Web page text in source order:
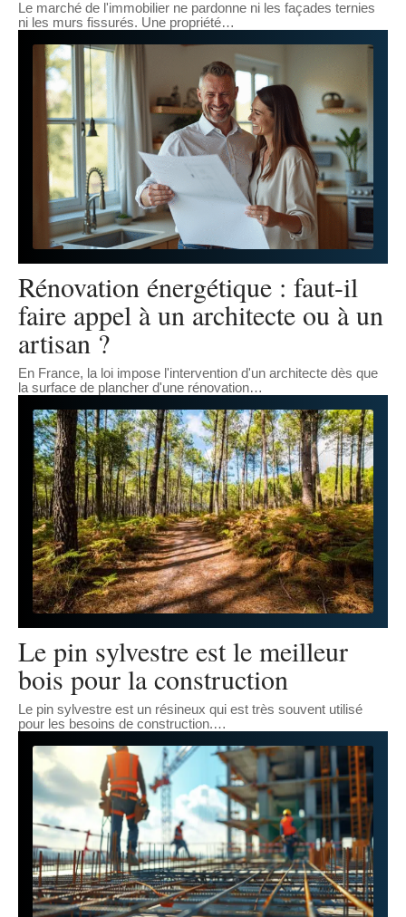
Le marché de l'immobilier ne pardonne ni les façades ternies
ni les murs fissurés. Une propriété…
Rénovation énergétique : faut-il
faire appel à un architecte ou à un
artisan ?
En France, la loi impose l'intervention d'un architecte dès que
la surface de plancher d'une rénovation…
Le pin sylvestre est le meilleur
bois pour la construction
Le pin sylvestre est un résineux qui est très souvent utilisé
pour les besoins de construction.…